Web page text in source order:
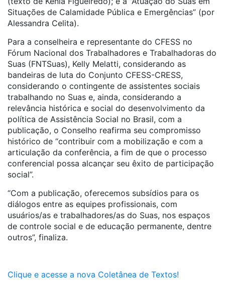
Situações de Calamidade Pública e Emergências” (por
Alessandra Celita).
Para a conselheira e representante do CFESS no
Fórum Nacional dos Trabalhadores e Trabalhadoras do
Suas (FNTSuas), Kelly Melatti, considerando as
bandeiras de luta do Conjunto CFESS-CRESS,
considerando o contingente de assistentes sociais
trabalhando no Suas e, ainda, considerando a
relevância histórica e social do desenvolvimento da
política de Assistência Social no Brasil, com a
publicação, o Conselho reafirma seu compromisso
histórico de “contribuir com a mobilização e com a
articulação da conferência, a fim de que o processo
conferencial possa alcançar seu êxito de participação
social”.
“Com a publicação, oferecemos subsídios para os
diálogos entre as equipes profissionais, com
usuários/as e trabalhadores/as do Suas, nos espaços
de controle social e de educação permanente, dentre
outros”, finaliza.
Clique e acesse a nova Coletânea de Textos!